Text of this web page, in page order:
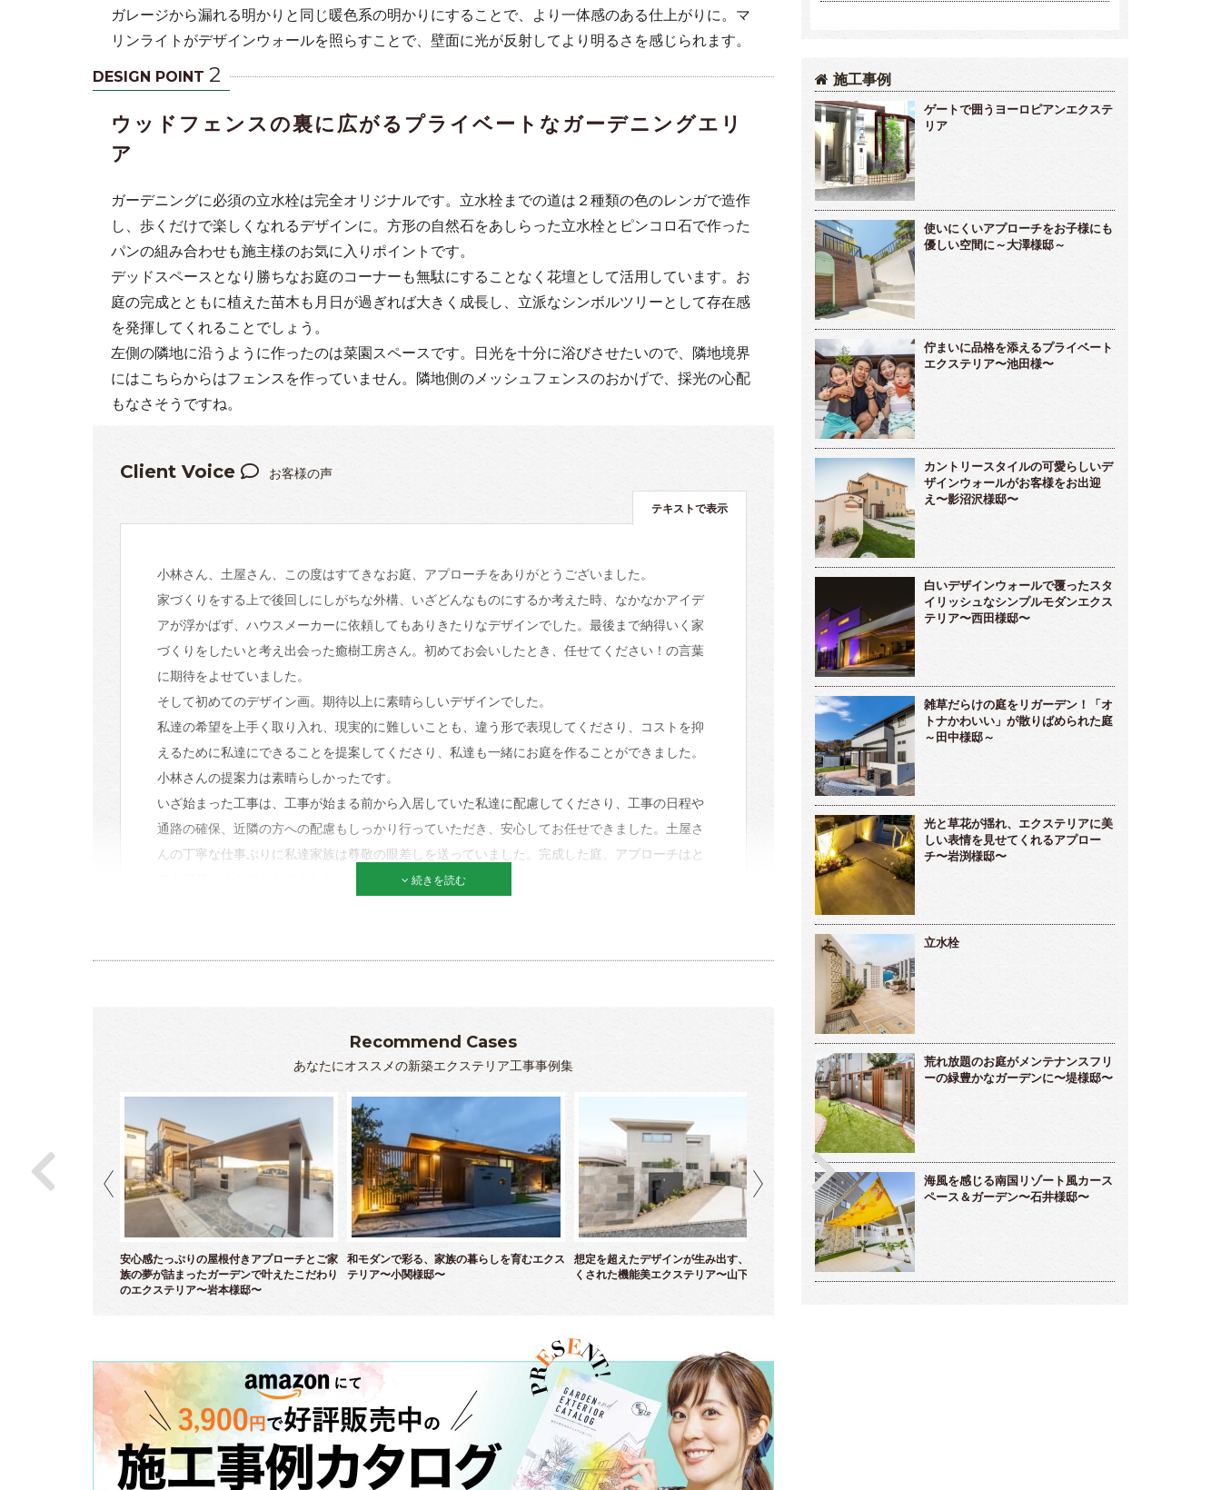
ガレージから漏れる明かりと同じ暖色系の明かりにすることで、より一体感のある仕上がりに。マ
リンライトがデザインウォールを照らすことで、壁面に光が反射してより明るさを感じられます。
DESIGN POINT 2
ウッドフェンスの裏に広がるプライベートなガーデニングエリ
ア
ガーデニングに必須の立水栓は完全オリジナルです。立水栓までの道は２種類の色のレンガで造作
し、歩くだけで楽しくなれるデザインに。方形の自然石をあしらった立水栓とピンコロ石で作った
パンの組み合わせも施主様のお気に入りポイントです。
デッドスペースとなり勝ちなお庭のコーナーも無駄にすることなく花壇として活用しています。お
庭の完成とともに植えた苗木も月日が過ぎれば大きく成長し、立派なシンボルツリーとして存在感
を発揮してくれることでしょう。
左側の隣地に沿うように作ったのは菜園スペースです。日光を十分に浴びさせたいので、隣地境界
にはこちらからはフェンスを作っていません。隣地側のメッシュフェンスのおかげで、採光の心配
もなさそうですね。
Client Voice お客様の声
テキストで表示
小林さん、土屋さん、この度はすてきなお庭、アプローチをありがとうございました。
家づくりをする上で後回しにしがちな外構、いざどんなものにするか考えた時、なかなかアイデ
アが浮かばず、ハウスメーカーに依頼してもありきたりなデザインでした。最後まで納得いく家
づくりをしたいと考え出会った癒樹工房さん。初めてお会いしたとき、任せてください！の言葉
に期待をよせていました。
そして初めてのデザイン画。期待以上に素晴らしいデザインでした。
私達の希望を上手く取り入れ、現実的に難しいことも、違う形で表現してくださり、コストを抑
えるために私達にできることを提案してくださり、私達も一緒にお庭を作ることができました。
小林さんの提案力は素晴らしかったです。
いざ始まった工事は、工事が始まる前から入居していた私達に配慮してくださり、工事の日程や
通路の確保、近隣の方への配慮もしっかり行っていただき、安心してお任せできました。土屋さ
んの丁寧な仕事ぶりに私達家族は尊敬の眼差しを送っていました。完成した庭、アプローチはと
ても満足いくものとなりました。本当にありがとうございました。
続きを読む
Recommend Cases
あなたにオススメの新築エクステリア工事事例集
安心感たっぷりの屋根付きアプローチとご家
族の夢が詰まったガーデンで叶えたこだわり
のエクステリア〜岩本様邸〜
和モダンで彩る、家族の暮らしを育むエクス
テリア〜小関様邸〜
想定を超えたデザインが生み出す、計算し尽
くされた機能美エクステリア〜山下様邸〜
二つの世代を繋ぐ、やわらかな曲線と美しい
緑溢れる庭 ～島村様邸～
施工事例
ゲートで囲うヨーロピアンエクステ
リア
使いにくいアプローチをお子様にも
優しい空間に～大澤様邸～
佇まいに品格を添えるプライベート
エクステリア〜池田様〜
カントリースタイルの可愛らしいデ
ザインウォールがお客様をお出迎
え〜影沼沢様邸〜
白いデザインウォールで覆ったスタ
イリッシュなシンプルモダンエクス
テリア〜西田様邸〜
雑草だらけの庭をリガーデン！「オ
トナかわいい」が散りばめられた庭
～田中様邸～
光と草花が揺れ、エクステリアに美
しい表情を見せてくれるアプロー
チ〜岩渕様邸〜
立水栓
荒れ放題のお庭がメンテナンスフリ
ーの緑豊かなガーデンに〜堤様邸〜
海風を感じる南国リゾート風カース
ペース＆ガーデン〜石井様邸〜